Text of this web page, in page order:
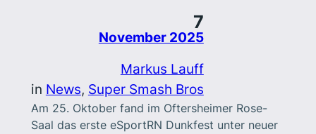
7
November 2025
Markus Lauff
in News, Super Smash Bros
Am 25. Oktober fand im Oftersheimer Rose-
Saal das erste eSportRN Dunkfest unter neuer